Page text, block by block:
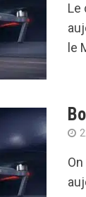
Le
le